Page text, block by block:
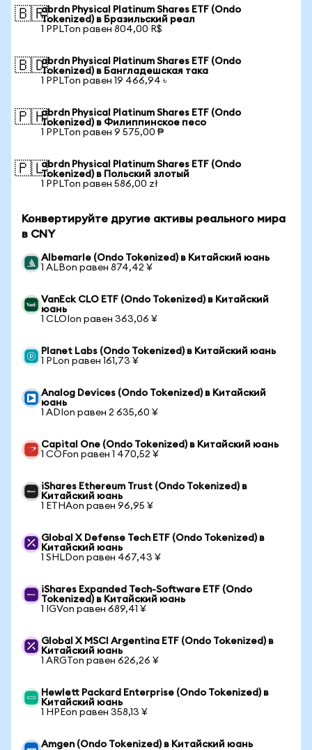
🇧🇷abrdn Physical Platinum Shares ETF (Ondo
Tokenized) в Бразильский реал
1 PPLTon равен 804,00 R$
🇧🇩abrdn Physical Platinum Shares ETF (Ondo
Tokenized) в Бангладешская така
1 PPLTon равен 19 466,94 ৳
🇵🇭abrdn Physical Platinum Shares ETF (Ondo
Tokenized) в Филиппинское песо
1 PPLTon равен 9 575,00 ₱
🇵🇱abrdn Physical Platinum Shares ETF (Ondo
Tokenized) в Польский злотый
1 PPLTon равен 586,00 zł
Конвертируйте другие активы реального мира
в CNY
Albemarle (Ondo Tokenized) в Китайский юань
1 ALBon равен 874,42 ¥
VanEck CLO ETF (Ondo Tokenized) в Китайский
юань
1 CLOIon равен 363,06 ¥
Planet Labs (Ondo Tokenized) в Китайский юань
1 PLon равен 161,73 ¥
Analog Devices (Ondo Tokenized) в Китайский
юань
1 ADIon равен 2 635,60 ¥
Capital One (Ondo Tokenized) в Китайский юань
1 COFon равен 1 470,52 ¥
iShares Ethereum Trust (Ondo Tokenized) в
Китайский юань
1 ETHAon равен 96,95 ¥
Global X Defense Tech ETF (Ondo Tokenized) в
Китайский юань
1 SHLDon равен 467,43 ¥
iShares Expanded Tech-Software ETF (Ondo
Tokenized) в Китайский юань
1 IGVon равен 689,41 ¥
Global X MSCI Argentina ETF (Ondo Tokenized) в
Китайский юань
1 ARGTon равен 626,26 ¥
Hewlett Packard Enterprise (Ondo Tokenized) в
Китайский юань
1 HPEon равен 358,13 ¥
Amgen (Ondo Tokenized) в Китайский юань